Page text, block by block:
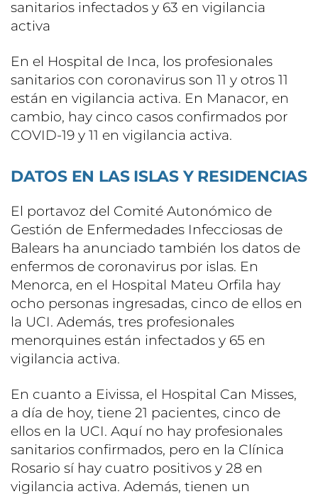
sanitarios infectados y 63 en vigilancia
activa
En el Hospital de Inca, los profesionales
sanitarios con coronavirus son 11 y otros 11
están en vigilancia activa. En Manacor, en
cambio, hay cinco casos confirmados por
COVID-19 y 11 en vigilancia activa.
DATOS EN LAS ISLAS Y RESIDENCIAS
El portavoz del Comité Autonómico de
Gestión de Enfermedades Infecciosas de
Balears ha anunciado también los datos de
enfermos de coronavirus por islas. En
Menorca, en el Hospital Mateu Orfila hay
ocho personas ingresadas, cinco de ellos en
la UCI. Además, tres profesionales
menorquines están infectados y 65 en
vigilancia activa.
En cuanto a Eivissa, el Hospital Can Misses,
a día de hoy, tiene 21 pacientes, cinco de
ellos en la UCI. Aquí no hay profesionales
sanitarios confirmados, pero en la Clínica
Rosario sí hay cuatro positivos y 28 en
vigilancia activa. Además, tienen un